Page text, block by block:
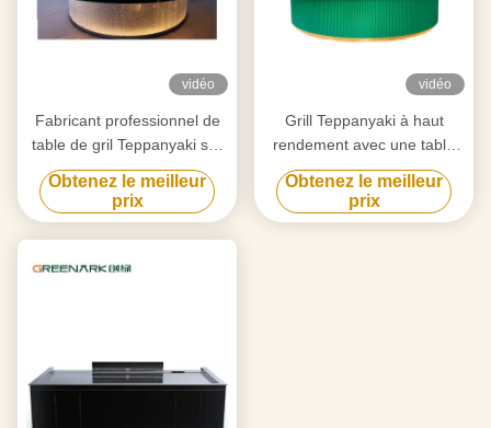
vidéo
Fabricant professionnel de
table de gril Teppanyaki sur
mesure avec design gratuit
fournisseur fiable
d'équipement de gril Hibachi
Obtenez le meilleur
prix
vidéo
Grill Teppanyaki à haut
rendement avec une table
de 20 mm en acier allié de
qualité alimentaire et un
chauffage intelligent
Obtenez le meilleur
prix